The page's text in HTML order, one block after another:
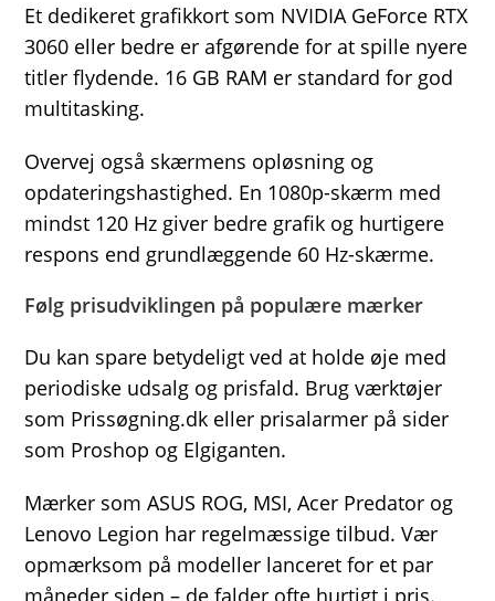
Et dedikeret grafikkort som NVIDIA GeForce RTX
3060 eller bedre er afgørende for at spille nyere
titler flydende. 16 GB RAM er standard for god
multitasking.
Overvej også skærmens opløsning og
opdateringshastighed. En 1080p-skærm med
mindst 120 Hz giver bedre grafik og hurtigere
respons end grundlæggende 60 Hz-skærme.
Følg prisudviklingen på populære mærker
Du kan spare betydeligt ved at holde øje med
periodiske udsalg og prisfald. Brug værktøjer
som Prissøgning.dk eller prisalarmer på sider
som Proshop og Elgiganten.
Mærker som ASUS ROG, MSI, Acer Predator og
Lenovo Legion har regelmæssige tilbud. Vær
opmærksom på modeller lanceret for et par
måneder siden – de falder ofte hurtigt i pris.